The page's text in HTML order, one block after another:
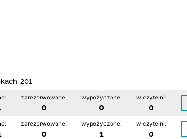
201 .
zarezerwowane:
0
wypożyczone:
0
w czytelni:
0
zarezerwowane:
0
wypożyczone:
1
w czytelni:
0